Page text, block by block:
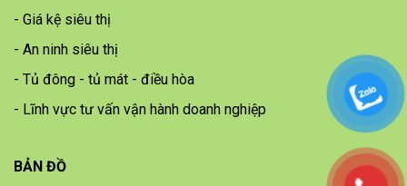
- Giá kệ siêu thị
- An ninh siêu thị
- Tủ đông - tủ mát - điều hòa
- Lĩnh vực tư vấn vận hành doanh nghiệp
BẢN ĐỒ